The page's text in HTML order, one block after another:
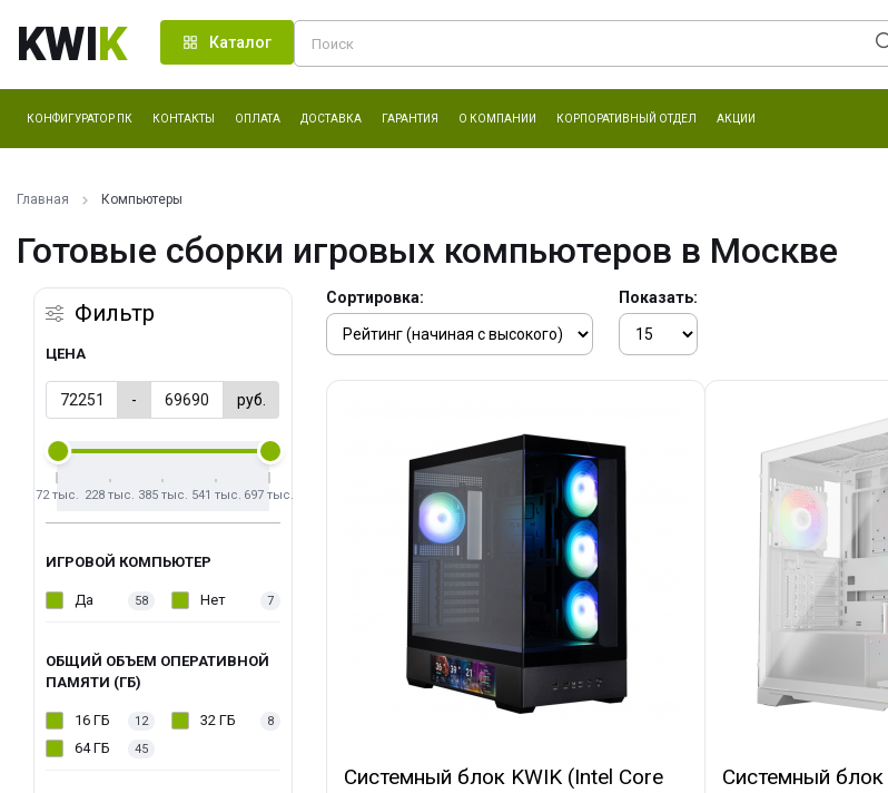
KWIK Каталог
КОНФИГУРАТОР ПК КОНТАКТЫ ОПЛАТА ДОСТАВКА ГАРАНТИЯ О КОМПАНИИ КОРПОРАТИВНЫЙ ОТДЕЛ АКЦИИ
Главная Компьютеры
Готовые сборки игровых компьютеров в Москве
Фильтр
ЦЕНА
- руб.
72 тыс. 228 тыс. 385 тыс. 541 тыс. 697 тыс.
ИГРОВОЙ КОМПЬЮТЕР
Да 58 Нет 7
ОБЩИЙ ОБЪЕМ ОПЕРАТИВНОЙ
ПАМЯТИ (ГБ)
16 ГБ 12 32 ГБ 8
64 ГБ 45
Сортировка: Показать:
Системный блок KWIK (Intel Core
Системный блок